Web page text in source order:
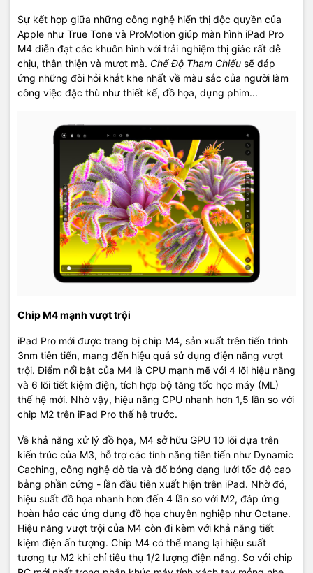
Sự kết hợp giữa những công nghệ hiển thị độc quyền của
Apple như True Tone và ProMotion giúp màn hình iPad Pro
M4 diễn đạt các khuôn hình với trải nghiệm thị giác rất dễ
chịu, thân thiện và mượt mà. Chế Độ Tham Chiếu sẽ đáp
ứng những đòi hỏi khắt khe nhất về màu sắc của người làm
công việc đặc thù như thiết kế, đồ họa, dựng phim...
Chip M4 mạnh vượt trội
iPad Pro mới được trang bị chip M4, sản xuất trên tiến trình
3nm tiên tiến, mang đến hiệu quả sử dụng điện năng vượt
trội. Điểm nổi bật của M4 là CPU mạnh mẽ với 4 lõi hiệu năng
và 6 lõi tiết kiệm điện, tích hợp bộ tăng tốc học máy (ML)
thế hệ mới. Nhờ vậy, hiệu năng CPU nhanh hơn 1,5 lần so với
chip M2 trên iPad Pro thế hệ trước.
Về khả năng xử lý đồ họa, M4 sở hữu GPU 10 lõi dựa trên
kiến trúc của M3, hỗ trợ các tính năng tiên tiến như Dynamic
Caching, công nghệ dò tia và đổ bóng dạng lưới tốc độ cao
bằng phần cứng - lần đầu tiên xuất hiện trên iPad. Nhờ đó,
hiệu suất đồ họa nhanh hơn đến 4 lần so với M2, đáp ứng
hoàn hảo các ứng dụng đồ họa chuyên nghiệp như Octane.
Hiệu năng vượt trội của M4 còn đi kèm với khả năng tiết
kiệm điện ấn tượng. Chip M4 có thể mang lại hiệu suất
tương tự M2 khi chỉ tiêu thụ 1/2 lượng điện năng. So với chip